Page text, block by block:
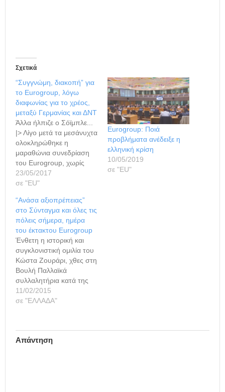
Σχετικά
“Συγγνώμη, διακοπή” για
το Eurogroup, λόγω
διαφωνίας για το χρέος,
μεταξύ Γερμανίας και ΔΝΤ
Άλλα ήλπιζε ο Σόϊμπλε...
|> Λίγο μετά τα μεσάνυχτα
ολοκληρώθηκε η
μαραθώνια συνεδρίαση
του Eurogroup, χωρίς
όμως να προκύψει
συμφωνία λόγω των
την Γερμανία του κ.
Σόϊμπλε... Και όπως
ανέφερε στο ΑΠΕ-ΜΠΕ
πηγή της Ευρωζώνης
"δεν θα υπάρξει έκτακτο
Eurogroup πριν από το
προγραμματισμένο της
15ης Ιουνίου".…
23/05/2017
σε "ΕU"
Eurogroup: Ποιά
προβλήματα ανέδειξε η
ελληνική κρίση
10/05/2019
σε "ΕU"
“Ανάσα αξιοπρέπειας”
στο Σύνταγμα και όλες τις
πόλεις σήμερα, ημέρα
του έκτακτου Eurogroup
Ένθετη η ιστορική και
συγκλονιστική ομιλία του
Κώστα Ζουράρι, χθες στη
Βουλή Παλλαϊκά
συλλαλητήρια κατά της
λιτότητας
προγραμματίζονται, σε
συνεδρίαση του έκτακτου
Eurogroup, όπου θα
11/02/2015
σε "ΕΛΛΑΔΑ"
Απάντηση